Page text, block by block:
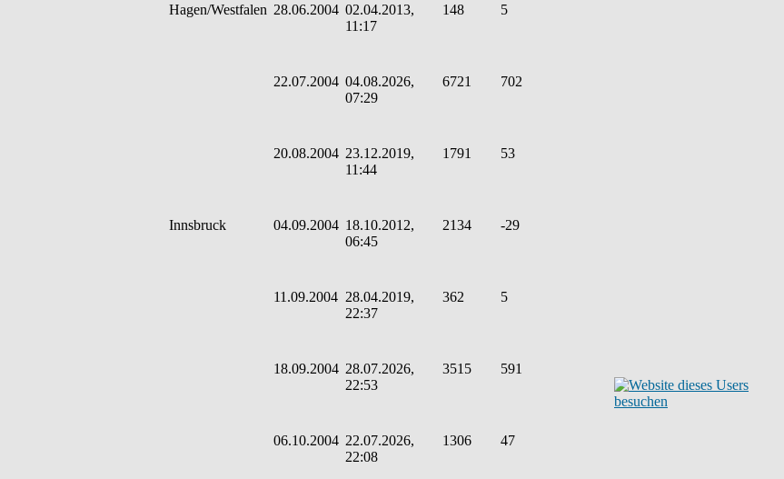
Hagen/Westfalen 28.06.2004 02.04.2013,
11:17
148 5
22.07.2004 04.08.2026,
07:29
6721 702
20.08.2004 23.12.2019,
11:44
1791 53
Innsbruck 04.09.2004 18.10.2012,
06:45
2134 -29
11.09.2004 28.04.2019,
22:37
362 5
18.09.2004 28.07.2026,
22:53
3515 591
06.10.2004 22.07.2026,
22:08
1306 47